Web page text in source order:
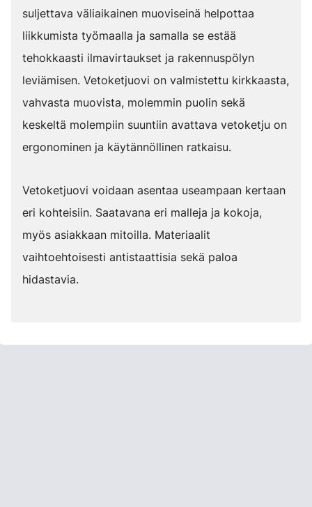
suljettava väliaikainen muoviseinä helpottaa
liikkumista työmaalla ja samalla se estää
tehokkaasti ilmavirtaukset ja rakennuspölyn
leviämisen. Vetoketjuovi on valmistettu kirkkaasta,
vahvasta muovista, molemmin puolin sekä
keskeltä molempiin suuntiin avattava vetoketju on
ergonominen ja käytännöllinen ratkaisu.
Vetoketjuovi voidaan asentaa useampaan kertaan
eri kohteisiin. Saatavana eri malleja ja kokoja,
myös asiakkaan mitoilla. Materiaalit
vaihtoehtoisesti antistaattisia sekä paloa
hidastavia.